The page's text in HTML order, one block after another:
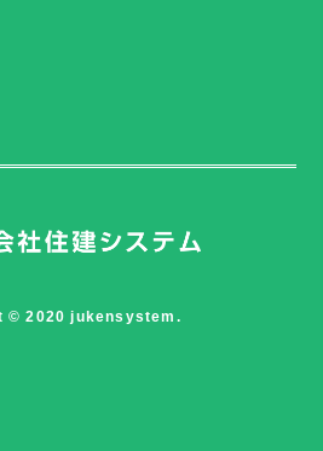
© 2020 jukensystem.